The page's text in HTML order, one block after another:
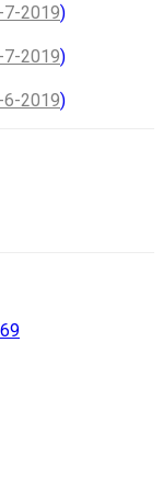
7-2019)
7-2019)
6-2019)